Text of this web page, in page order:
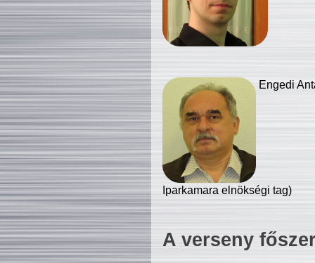
Engedi
Iparkamara elnökségi tag)
A verseny